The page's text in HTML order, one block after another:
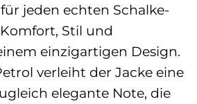
jeden echten Schalke-
Stil und
einzigartigen Design.
verleiht der Jacke eine
elegante Note, die